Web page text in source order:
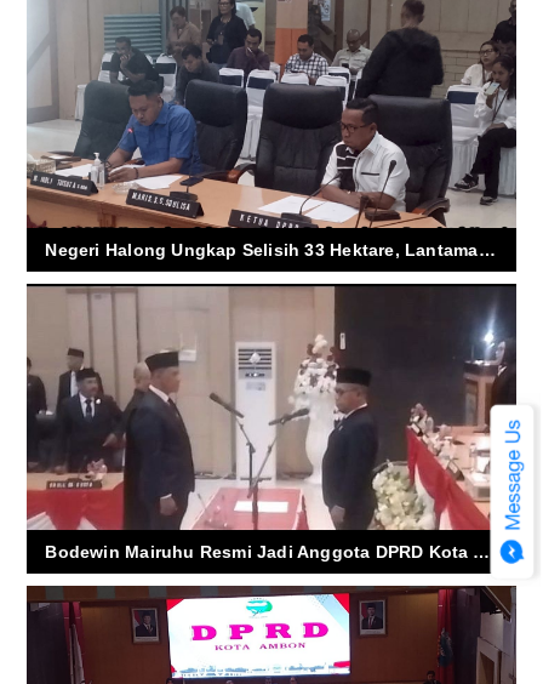
Negeri Halong Ungkap Selisih 33 Hektare, Lantamal IX Bertahan dengan Sertifikat Negara
Bodewin Mairuhu Resmi Jadi Anggota DPRD Kota Ambon